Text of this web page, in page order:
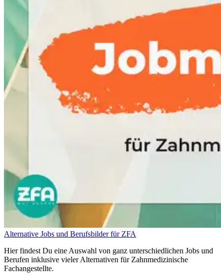
Alternative Jobs und Berufsbilder für ZFA
Hier findest Du eine Auswahl von ganz unterschiedlichen Jobs und
Berufen inklusive vieler Alternativen für Zahnmedizinische
Fachangestellte.